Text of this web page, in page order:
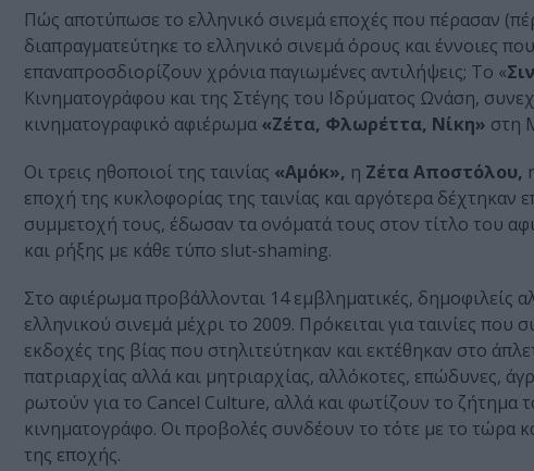
Πώς αποτύπωσε το ελληνικό σινεμά εποχές που πέρασαν
διαπραγματεύτηκε το ελληνικό σινεμά όρους και έννοιες
επαναπροσδιορίζουν χρόνια παγιωμένες αντιλήψεις; Το «
Κινηματογράφου και της Στέγης του Ιδρύματος Ωνάση,
κινηματογραφικό αφιέρωμα «Ζέτα, Φλωρέττα, Νίκη» στη
Οι τρεις ηθοποιοί της ταινίας «Αμόκ», η Ζέτα Αποστόλου,
εποχή της κυκλοφορίας της ταινίας και αργότερα δέχτηκαν
συμμετοχή τους, έδωσαν τα ονόματά τους στον τίτλο του
και ρήξης με κάθε τύπο slut-shaming.
Στο αφιέρωμα προβάλλονται 14 εμβληματικές, δημοφιλείς
ελληνικού σινεμά μέχρι το 2009. Πρόκειται για ταινίες
εκδοχές της βίας που στηλιτεύτηκαν και εκτέθηκαν στο
πατριαρχίας αλλά και μητριαρχίας, αλλόκοτες, επώδυνες,
ρωτούν για το Cancel Culture, αλλά και φωτίζουν το
κινηματογράφο. Οι προβολές συνδέουν το τότε με το τώρα
της εποχής.